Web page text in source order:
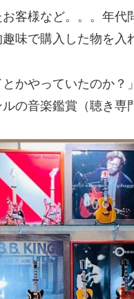
客様など。。。年
味で購入した物を入
かやっていたのか？
の音楽鑑賞（聴き専